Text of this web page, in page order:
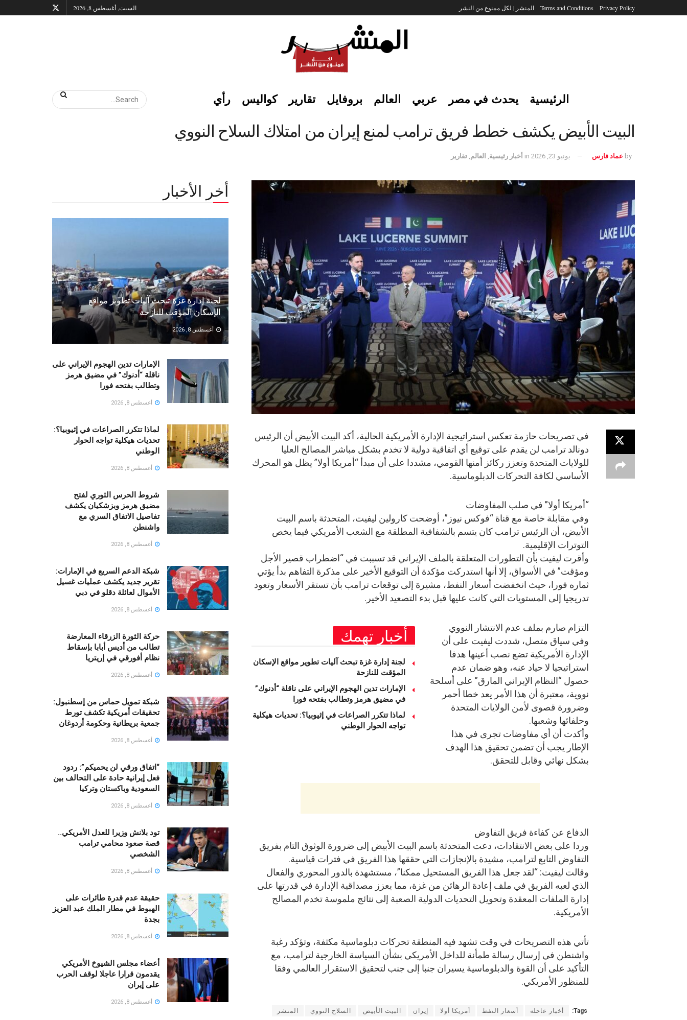
Privacy Policy
Terms and Conditions المنشر | لكل ممنوع من النشر السبت, أغسطس 8, 2026
الرئيسية يحدث في مصر عربي العالم بروفايل تقارير كواليس رأي
البيت الأبيض يكشف خطط فريق ترامب لمنع إيران من امتلاك السلاح النووي
by عماد فارس يونيو 23, 2026 in أخبار رئيسية العالم تقارير
في تصريحات حازمة تعكس استراتيجية الإدارة الأمريكية الحالية، أكد البيت الأبيض أن الرئيس
دونالد ترامب لن يقدم على توقيع أي اتفاقية دولية لا تخدم بشكل مباشر المصالح العليا
للولايات المتحدة وتعزز ركائز أمنها القومي، مشددا على أن مبدأ “أمريكا أولا” يظل هو المحرك
الأساسي لكافة التحركات الدبلوماسية.
“أمريكا أولا” في صلب المفاوضات
وفي مقابلة خاصة مع قناة “فوكس نيوز”، أوضحت كارولين ليفيت، المتحدثة باسم البيت
الأبيض، أن الرئيس ترامب كان يتسم بالشفافية المطلقة مع الشعب الأمريكي فيما يخص
التوترات الإقليمية.
وأقرت ليفيت بأن التطورات المتعلقة بالملف الإيراني قد تسببت في “اضطراب قصير الأجل
ومؤقت” في الأسواق، إلا أنها استدركت مؤكدة أن التوقيع الأخير على مذكرة التفاهم بدأ يؤتي
ثماره فورا، حيث انخفضت أسعار النفط، مشيرة إلى توقعات ترامب بأن تستقر الأسعار وتعود
تدريجيا إلى المستويات التي كانت عليها قبل بدء التصعيد الأخير.
أخبار تهمك
لجنة إدارة غزة تبحث آليات تطوير مواقع الإسكان
المؤقت للنازحة
الإمارات تدين الهجوم الإيراني على ناقلة “أدنوك”
في مضيق هرمز وتطالب بفتحه فورا
لماذا تتكرر الصراعات في إثيوبيا؟: تحديات هيكلية
تواجه الحوار الوطني
التزام صارم بملف عدم الانتشار النووي
وفي سياق متصل، شددت ليفيت على أن
الإدارة الأمريكية تضع نصب أعينها هدفا
استراتيجيا لا حياد عنه، وهو ضمان عدم
حصول “النظام الإيراني المارق” على أسلحة
نووية، معتبرة أن هذا الأمر يعد خطا أحمر
وضرورة قصوى لأمن الولايات المتحدة
وحلفائها وشعبها.
وأكدت أن أي مفاوضات تجرى في هذا
الإطار يجب أن تضمن تحقيق هذا الهدف
بشكل نهائي وقابل للتحقق.
الدفاع عن كفاءة فريق التفاوض
وردا على بعض الانتقادات، دعت المتحدثة باسم البيت الأبيض إلى ضرورة الوثوق التام بفريق
التفاوض التابع لترامب، مشيدة بالإنجازات التي حققها هذا الفريق في فترات قياسية.
وقالت ليفيت: “لقد جعل هذا الفريق المستحيل ممكنا”، مستشهدة بالدور المحوري والفعال
الذي لعبه الفريق في ملف إعادة الرهائن من غزة، مما يعزز مصداقية الإدارة في قدرتها على
إدارة الملفات المعقدة وتحويل التحديات الدولية الصعبة إلى نتائج ملموسة تخدم المصالح
الأمريكية.
تأتي هذه التصريحات في وقت تشهد فيه المنطقة تحركات دبلوماسية مكثفة، وتؤكد رغبة
واشنطن في إرسال رسالة طمأنة للداخل الأمريكي بشأن السياسة الخارجية لترامب، مع
التأكيد على أن القوة والدبلوماسية يسيران جنبا إلى جنب لتحقيق الاستقرار العالمي وفقا
للمنظور الأمريكي.
Tags: أخبار عاجله أسعار النفط أمريكا أولا إيران البيت الأبيض السلاح النووي المنشر
أخر الأخبار
لجنة إدارة غزة تبحث آليات تطوير مواقع
الإسكان المؤقت للنازحة
أغسطس 8, 2026
الإمارات تدين الهجوم الإيراني على
ناقلة “أدنوك” في مضيق هرمز
وتطالب بفتحه فورا
أغسطس 8, 2026
لماذا تتكرر الصراعات في إثيوبيا؟:
تحديات هيكلية تواجه الحوار
الوطني
أغسطس 8, 2026
شروط الحرس الثوري لفتح
مضيق هرمز وبزشكيان يكشف
تفاصيل الاتفاق السري مع
واشنطن
أغسطس 8, 2026
شبكة الدعم السريع في الإمارات:
تقرير جديد يكشف عمليات غسيل
الأموال لعائلة دقلو في دبي
أغسطس 8, 2026
حركة الثورة الزرقاء المعارضة
تطالب من أديس أبابا بإسقاط
نظام أفورقي في إريتريا
أغسطس 8, 2026
شبكة تمويل حماس من إسطنبول:
تحقيقات أمريكية تكشف تورط
جمعية بريطانية وحكومة أردوغان
أغسطس 8, 2026
“اتفاق ورقي لن يحميكم”: ردود
فعل إيرانية حادة على التحالف بين
السعودية وباكستان وتركيا
أغسطس 8, 2026
تود بلانش وزيرا للعدل الأمريكي..
قصة صعود محامي ترامب
الشخصي
أغسطس 8, 2026
حقيقة عدم قدرة طائرات على
الهبوط في مطار الملك عبد العزيز
بجدة
أغسطس 8, 2026
أعضاء مجلس الشيوخ الأمريكي
يقدمون قرارا عاجلا لوقف الحرب
على إيران
أغسطس 8, 2026